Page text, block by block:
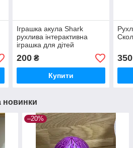
Іграшка акула Shark
рухлива інтерактивна
іграшка для дітей
200₴
Купити
350
новинки
–20%